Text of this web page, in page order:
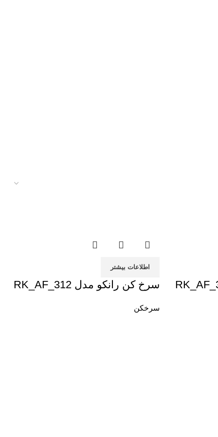
اطلاعات بیشتر
سرخ کن رانکو مدل RK_AF_312
سرخکن